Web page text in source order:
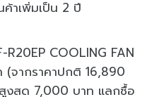
ค้าเพิ่มเป็น 2 ปี
COOLING FAN
(จากราคาปกติ 16,890
งสด 7,000 บาท แลกซื้อ